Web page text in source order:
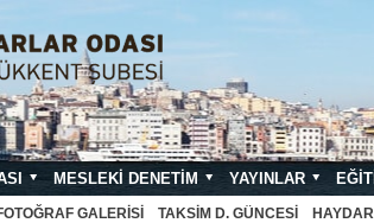
MESLEKI DENETIM YAYINLAR
GALERISI TAKSIM D. GÜNCESI